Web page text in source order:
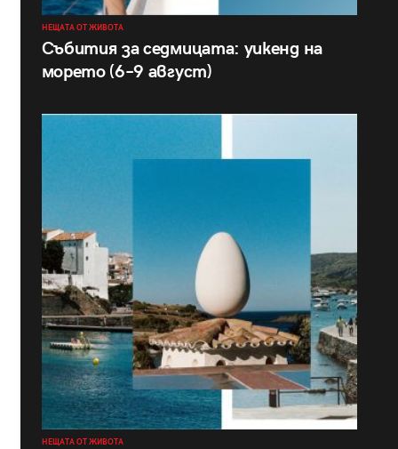
НЕЩАТА ОТ ЖИВОТА
Събития за седмицата: уикенд на
морето (6–9 август)
НЕЩАТА ОТ ЖИВОТА